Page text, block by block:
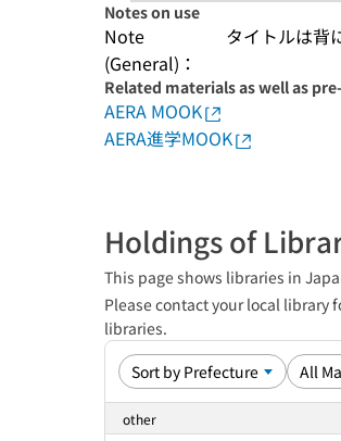
Notes on use
Note
(General)：
タイトルは背
Related materials as well as
AERA MOOK
AERA進学MOOK
Holdings of
This page shows libraries in
Please contact your local
libraries.
other